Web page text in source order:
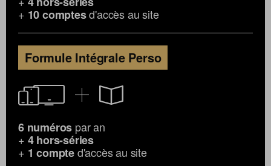
+ 10 comptesd'accès au site
Formule Intégrale Perso
6 numéros par an
+ 4 hors-séries
+ 1 compted'accès au site